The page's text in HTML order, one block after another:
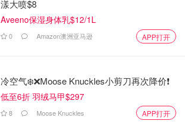
漾大喷$8
Aveeno保湿身体乳$12/1L
0 Amazon澳洲亚马逊 APP打开
冷空气❄️❌️Moose Knuckles小剪刀再次降价❗️
低至6折 羽绒马甲$297
8 Moose Knuckles APP打开